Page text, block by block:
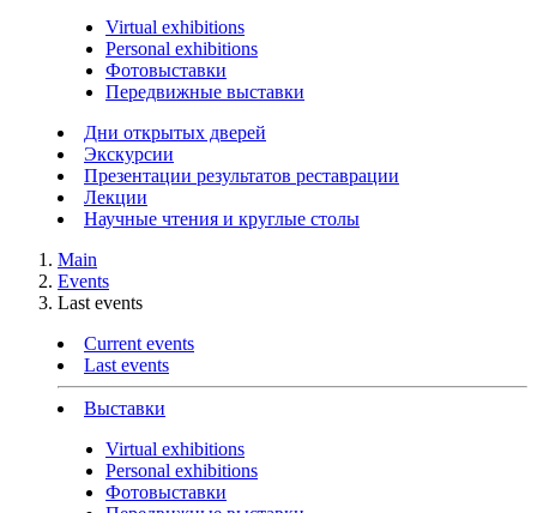
Virtual exhibitions
Personal exhibitions
Фотовыставки
Передвижные выставки
Дни открытых дверей
Экскурсии
Презентации результатов реставрации
Лекции
Научные чтения и круглые столы
Main
Events
Last events
Current events
Last events
Выставки
Virtual exhibitions
Personal exhibitions
Фотовыставки